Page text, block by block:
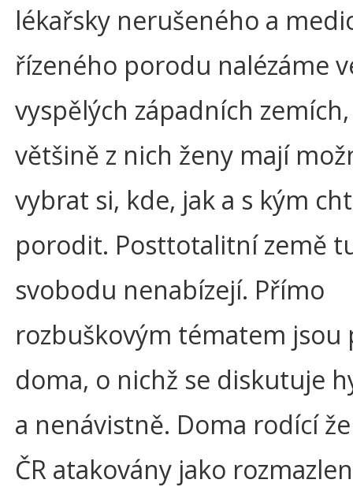
lékařsky nerušeného a
řízeného porodu nalézáme
vyspělých západních
většině z nich ženy mají
vybrat si, kde, jak a s kým
porodit. Posttotalitní země
svobodu nenabízejí. Přímo
rozbuškovým tématem jsou
doma, o nichž se diskutuje
a nenávistně. Doma rodící
ČR atakovány jako